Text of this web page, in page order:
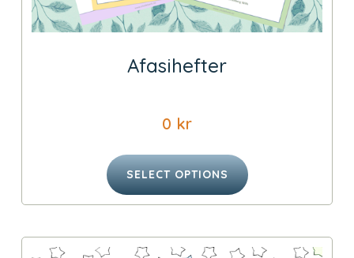
Afasihefter
0 kr
SELECT OPTIONS